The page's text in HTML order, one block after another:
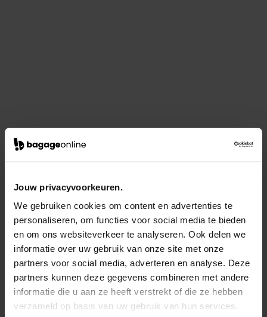
Jouw privacyvoorkeuren.
We gebruiken cookies om content en advertenties te
personaliseren, om functies voor social media te bieden
en om ons websiteverkeer te analyseren. Ook delen we
informatie over uw gebruik van onze site met onze
partners voor social media, adverteren en analyse. Deze
partners kunnen deze gegevens combineren met andere
informatie die u aan ze heeft verstrekt of die ze hebben
verzameld op basis van uw gebruik van hun services.